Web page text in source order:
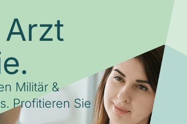
Militär &
Profitieren Sie